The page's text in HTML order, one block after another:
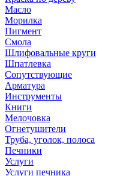
Масло
Морилка
Пигмент
Смола
Шлифовальные круги
Шпатлевка
Сопутствующие
Арматура
Инструменты
Книги
Мелочовка
Огнетушители
Труба, уголок, полоса
Печники
Услуги
Услуги печника